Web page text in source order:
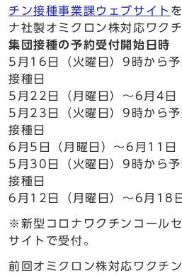
チン接種事業課ウェブサイト
ナ社製オミクロン株対応ワク
集団接種の予約受付開始日時
5月16日（火曜日）9時から予
接種日
5月22日（月曜日）～6月4日
5月23日（火曜日）9時から予
接種日
6月5日（月曜日）～6月11日
5月30日（火曜日）9時から予
接種日
6月12日（月曜日）～6月18
※新型コロナワクチンコール
サイトで受付。
前回オミクロン株対応ワクチ